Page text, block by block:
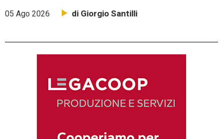
05 Ago 2026 di Giorgio Santilli